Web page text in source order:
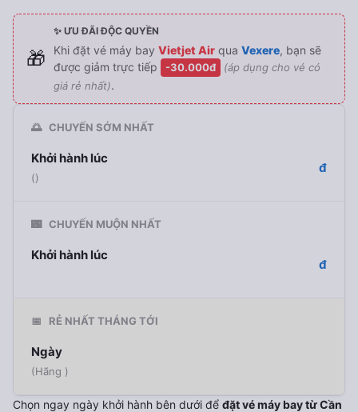
🎁
✨ ƯU ĐÃI ĐỘC QUYỀN
Khi đặt vé máy bay Vietjet Air qua Vexere, bạn sẽ
được giảm trực tiếp
-30.000đ
(áp dụng cho vé có
giá rẻ nhất).
🌅 CHUYẾN SỚM NHẤT
Khởi hành lúc
()
đ
🌃 CHUYẾN MUỘN NHẤT
Khởi hành lúc
đ
📅 RẺ NHẤT THÁNG TỚI
Ngày
(Hãng )
Chọn ngay ngày khởi hành bên dưới để đặt vé máy bay từ Cần